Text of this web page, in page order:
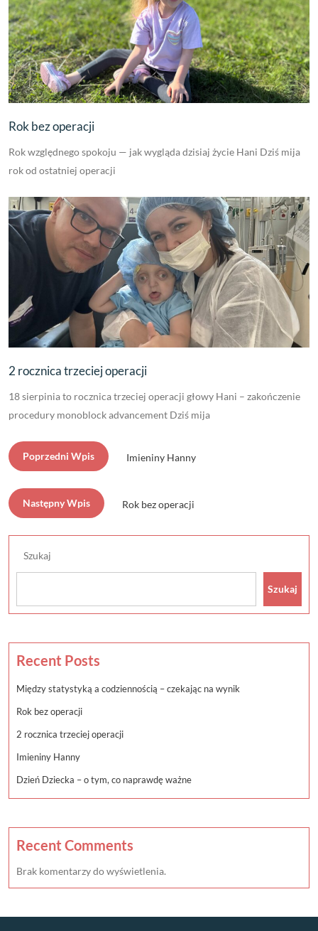
Rok bez operacji
Rok względnego spokoju — jak wygląda dzisiaj życie Hani Dziś mija
rok od ostatniej operacji
2 rocznica trzeciej operacji
18 sierpinia to rocznica trzeciej operacji głowy Hani – zakończenie
procedury monoblock advancement Dziś mija
Poprzedni Wpis Imieniny Hanny
Następny Wpis Rok bez operacji
Szukaj
Szukaj
Recent Posts
Między statystyką a codziennością – czekając na wynik
Rok bez operacji
2 rocznica trzeciej operacji
Imieniny Hanny
Dzień Dziecka – o tym, co naprawdę ważne
Recent Comments
Brak komentarzy do wyświetlenia.